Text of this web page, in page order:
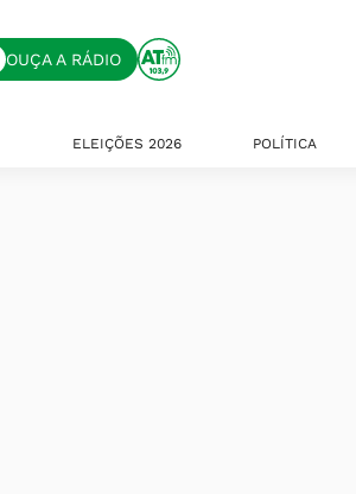
OUÇA A RÁDIO
ELEIÇÕES 2026 POLÍTICA